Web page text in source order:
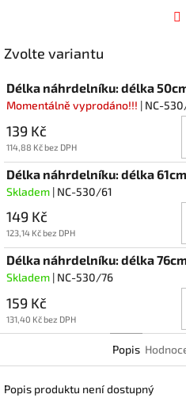
Zvolte variantu
Délka náhrdelníku: délka
Momentálně vyprodáno!!! | NC-
139 Kč
114,88 Kč bez DPH
Délka náhrdelníku: délka 61cm
Skladem | NC-530/61
149 Kč
123,14 Kč bez DPH
Délka náhrdelníku: délka
Skladem | NC-530/76
159 Kč
131,40 Kč bez DPH
Popis
Popis produktu není dostupný